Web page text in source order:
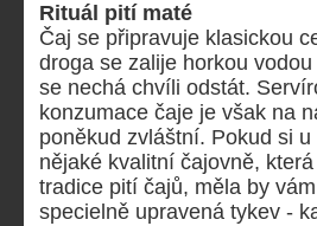
Rituál pití maté
Čaj se připravuje klasickou
droga se zalije horkou
se nechá chvíli odstát.
konzumace čaje je však na
poněkud zvláštní. Pokud si
nějaké kvalitní čajovně,
tradice pití čajů, měla by
specielně upravená tykev -